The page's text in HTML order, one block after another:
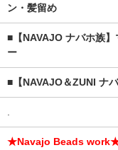
ン・髪留め
■【NAVAJO ナバホ族
ー
■【NAVAJO＆ZUNI ナ
★Navajo Beads work★